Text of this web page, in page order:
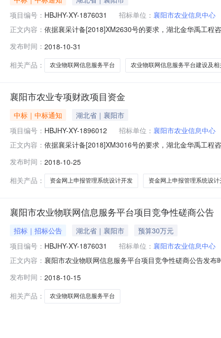
项目编号： HBJHY-XY-1876031 招标单位： 襄阳市农业信息中心
正文内容： 依据襄采计备[2018]XM2630号的要求，湖北金华禹工程
及相关配套服务，详见磋商文件要求。二、采购公告媒
日15
发布时间： 2018-10-31
相关产品：
农业物联网信息服务平台 农业物联网信息服务平台建设及
襄阳市农业专项财政项目资金
中标｜中标通知
湖北省｜襄阳市
项目编号： HBJHY-XY-1896012 招标单位： 襄阳市农业信息中心
正文内容： 依据襄采计备[2018]XM3016号的要求，湖北金华禹工程
简要说明：襄阳市农业专项财政项目资金网上申报管理
2018年10月8日至1
发布时间： 2018-10-25
相关产品：
资金网上申报管理系统设计开发 资金网上申报管理系统设
襄阳市农业物联网信息服务平台项目竞争性磋商公告
招标｜招标公告 湖北省｜襄阳市
预算30万元
项目编号： HBJHY-XY-1876031 招标单位： 襄阳市农业信息中心
正文内容： 襄阳市农业物联网信息服务平台项目竞争性磋商公告发
业物联网信息服务平台项目组织竞争性磋商，欢迎符合
息
发布时间： 2018-10-15
相关产品：
农业物联网信息服务平台